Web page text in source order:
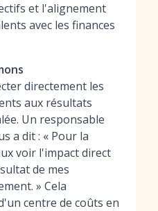
et l'alignement
avec les finances
directement les
aux résultats
Un responsable
a dit : « Pour la
voir l'impact direct
de mes
» Cela
centre de coûts en